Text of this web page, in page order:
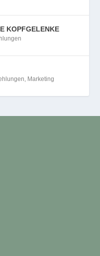
KOPFGELENKE
, Marketing